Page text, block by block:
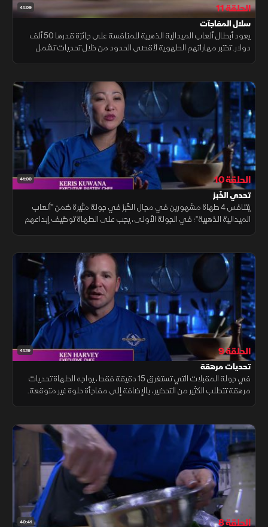
41:09 الحلقة 11
سلال المفاجآت
يعود أبطال ألعاب الميدالية الذهبية للمنافسة على جائزة قدرها 50 ألف
دولار. تختبر مهاراتهم الطهوية لأقصى الحدود من خلال تحديات تشمل
41:09 الحلقة 10
تحدي الخَبز
يتنافس 4 طهاة مشهورين في مجال الخَبز في جولة مثيرة ضمن "ألعاب
الميدالية الذهبية"؛ في الجولة الأولى، يجب على الطهاة توظيف إبداعهم
41:19 الحلقة 9
تحديات مرهقة
في جولة المقبلات التي تستغرق 15 دقيقة فقط، يواجه الطهاة تحديات
مرهقة تتطلب الكثير من التحضير، بالإضافة إلى مفاجأة حلوة غير متوقعة.
40:41 الحلقة 8